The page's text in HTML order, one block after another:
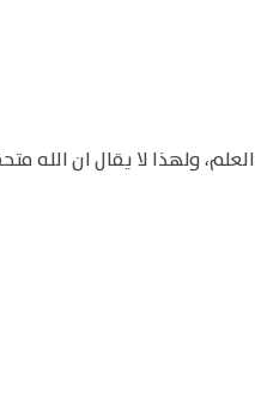
ولهذا لا يقال ان الله